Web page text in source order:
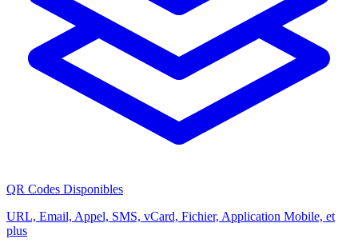
QR Codes Disponibles
URL, Email, Appel, SMS, vCard, Fichier, Application Mobile, et
plus